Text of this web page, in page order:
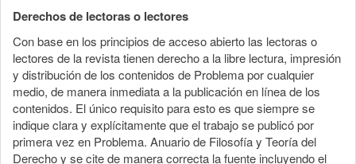
Derechos de lectoras o lectores
Con base en los principios de acceso abierto las lectoras o
lectores de la revista tienen derecho a la libre lectura, impresión
y distribución de los contenidos de Problema por cualquier
medio, de manera inmediata a la publicación en línea de los
contenidos. El único requisito para esto es que siempre se
indique clara y explícitamente que el trabajo se publicó por
primera vez en Problema. Anuario de Filosofía y Teoría del
Derecho y se cite de manera correcta la fuente incluyendo el